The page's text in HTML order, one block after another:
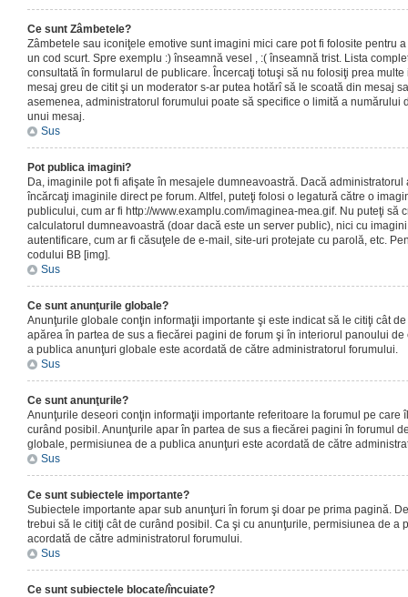
Ce sunt Zâmbetele?
Zâmbetele sau iconiţele emotive sunt imagini mici care pot fi folosite pentru
un cod scurt. Spre exemplu :) înseamnă vesel , :( înseamnă trist. Lista
consultată în formularul de publicare. Încercaţi totuşi să nu folosiţi prea
mesaj greu de citit şi un moderator s-ar putea hotărî să le scoată din mesaj
asemenea, administratorul forumului poate să specifice o limită a numărului
unui mesaj.
Sus
Pot publica imagini?
Da, imaginile pot fi afişate în mesajele dumneavoastră. Dacă
încărcaţi imaginile direct pe forum. Altfel, puteţi folosi o legatură către o
publicului, cum ar fi http://www.examplu.com/imaginea-mea.gif. Nu puteţi să
calculatorul dumneavoastră (doar dacă este un server public), nici cu
autentificare, cum ar fi căsuţele de e-mail, site-uri protejate cu parolă, etc.
codului BB [img].
Sus
Ce sunt anunţurile globale?
Anunţurile globale conţin informaţii importante şi este indicat să le citiţi cât
apărea în partea de sus a fiecărei pagini de forum şi în interiorul panoului
a publica anunţuri globale este acordată de către administratorul forumului.
Sus
Ce sunt anunţurile?
Anunţurile deseori conţin informaţii importante referitoare la forumul pe care
curând posibil. Anunţurile apar în partea de sus a fiecărei pagini în forumul
globale, permisiunea de a publica anunţuri este acordată de către
Sus
Ce sunt subiectele importante?
Subiectele importante apar sub anunţuri în forum şi doar pe prima pagină.
trebui să le citiţi cât de curând posibil. Ca şi cu anunţurile, permisiunea de a
acordată de către administratorul forumului.
Sus
Ce sunt subiectele blocate/încuiate?